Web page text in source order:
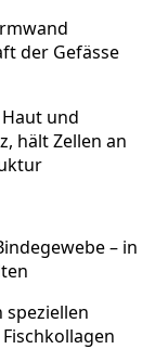
der Gefässe
und
hält Zellen an
– in
speziellen